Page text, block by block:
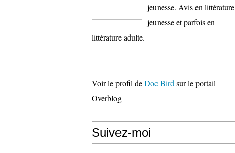
jeunesse. Avis en littérature
jeunesse et parfois en
littérature adulte.
Voir le profil deDoc Bird sur le portail
Overblog
Suivez-moi